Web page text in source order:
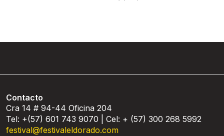
Contacto
Cra 14 # 94-44 Oficina 204
Tel: +(57) 601 743 9070 | Cel: + (57) 300 268 5992
festival@festivaleldorado.com